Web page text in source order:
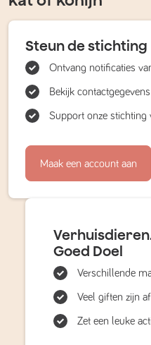
Steun de stichting
Ontvang notificaties
Bekijk
Support onze stichting
Maak een account aan
Goed Doel
Verschillende
Veel giften zijn
Zet een leuke